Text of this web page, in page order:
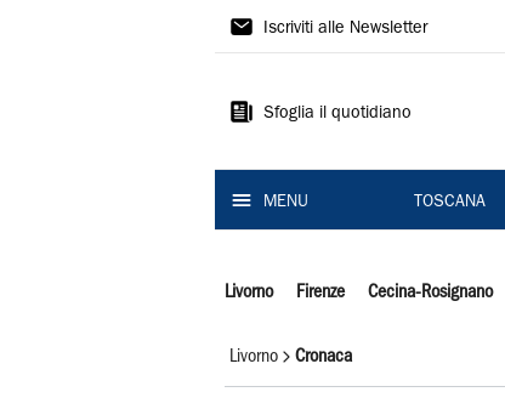
Il
Iscriviti alle Newsletter
Sfoglia il quotidiano
MENU TOSCANA
Livorno Firenze Cecina-Rosignano
Livorno Cronaca